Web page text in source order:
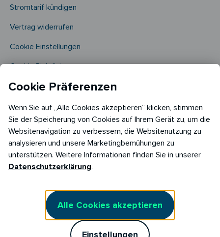
Stromtarif kündigen
Vertrag widerrufen
Cookie Einstellungen
Cookie Richtlinie​
Copyright © 2026
RABOT Energy DE GmbH
Hopfenmarkt 33,
Cookie Präferenzen
Wenn Sie auf „Alle Cookies akzeptieren“ klicken, stimmen
Sie der Speicherung von Cookies auf Ihrem Gerät zu, um die
Websitenavigation zu verbessern, die Websitenutzung zu
analysieren und unsere Marketingbemühungen zu
unterstützen. Weitere Informationen finden Sie in unserer
Datenschutzerklärung.
Alle Cookies akzeptieren
Einstellungen